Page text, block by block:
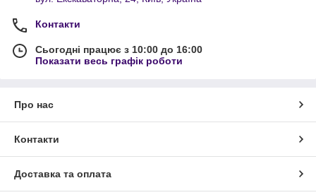
Держатель двухкомпонентный
прочную надежную фиксацию.
В зависимости от сложности монтажа и особенностей
помещения, может использоваться и
или частных мастеров.
Помощь профессионалов
Популярный и востребованный интернет магазин
профессиональной продукции предлагает свои услуги
пользователям. В обширном удобном каталоге представлено
Контакти
Сьогодні працює з 10:00 до 16:00
Показати весь графік роботи
Про нас
Контакти
Доставка та оплата